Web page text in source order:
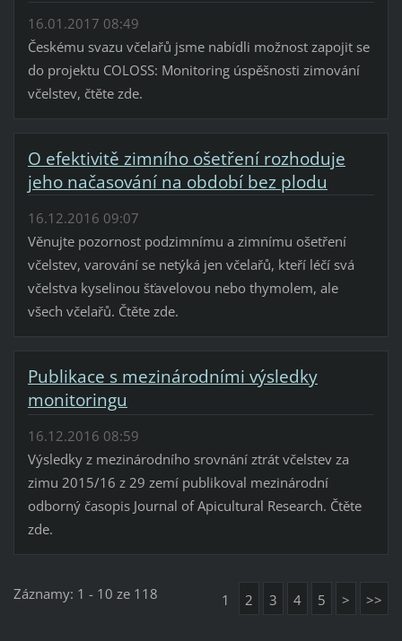
16.01.2017 08:49
Českému svazu včelařů jsme nabídli možnost zapojit se
do projektu COLOSS: Monitoring úspěšnosti zimování
včelstev, čtěte zde.
O efektivitě zimního ošetření rozhoduje
jeho načasování na období bez plodu
16.12.2016 09:07
Věnujte pozornost podzimnímu a zimnímu ošetření
včelstev, varování se netýká jen včelařů, kteří léčí svá
včelstva kyselinou šťavelovou nebo thymolem, ale
všech včelařů. Čtěte zde.
Publikace s mezinárodními výsledky
monitoringu
16.12.2016 08:59
Výsledky z mezinárodního srovnání ztrát včelstev za
zimu 2015/16 z 29 zemí publikoval mezinárodní
odborný časopis Journal of Apicultural Research. Čtěte
zde.
Záznamy: 1 - 10 ze 118 1 2 3 4 5 > >>